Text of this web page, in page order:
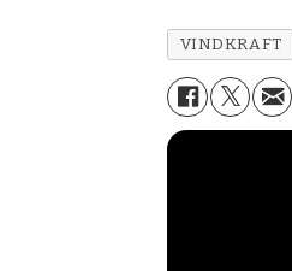
VINDKRAFT